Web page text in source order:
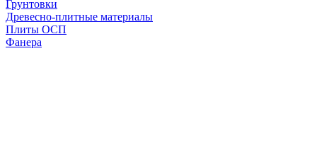
Грунтовки
Древесно-плитные материалы
Плиты ОСП
Фанера